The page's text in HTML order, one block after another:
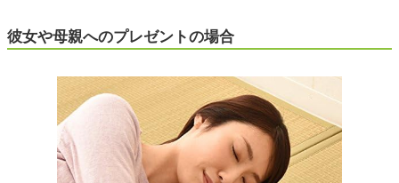
彼女や母親へのプレゼントの場合